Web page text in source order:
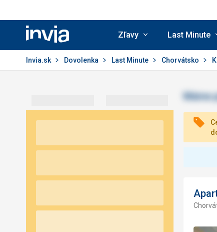
Invia.sk
Zľavy Last Minute
Invia.sk Dovolenka Last Minute Chorvátsko